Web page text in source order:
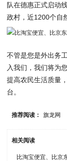
队在德惠正式启动
政村，近1200个自
不管是您是外出务
入我们，我们将为
提高农民生活质量
台。
推荐阅读： 旗龙网
相关阅读
比淘宝便宜、比京